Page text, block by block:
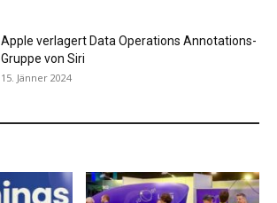
Apple verlagert Data Operations Annotations-
Gruppe von Siri
15. Jänner 2024